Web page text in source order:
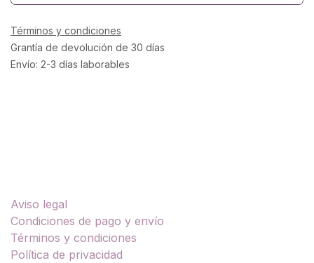
Términos y condiciones
Grantía de devolución de 30 días
Envío: 2-3 días laborables
Aviso legal
Condiciones de pago y envío
Términos y condiciones
Política de privacidad